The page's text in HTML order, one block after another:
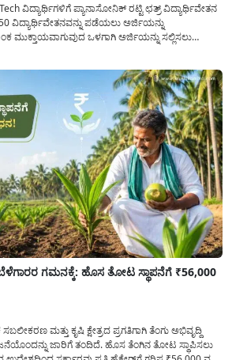
ವಿದ್ಯಾರ್ಥಿಗಳಿಗೆ ಪ್ಯಾನಾಸೋನಿಕ್ ರಟ್ಟಿ ಛತ್ರ್ ವಿದ್ಯಾರ್ಥಿವೇತನ
ವಿದ್ಯಾರ್ಥಿವೇತನವನ್ನು ಪಡೆಯಲು ಅರ್ಜಿಯನ್ನು
ಮುಕ್ತಾಯವಾಗುವುದ ಒಳಗಾಗಿ ಅರ್ಜಿಯನ್ನು ಸಲ್ಲಿಸಲು
ಗಮನಕ್ಕೆ: ಹೊಸ ತೋಟ ಸ್ಥಾಪನೆಗೆ ₹56,000
ಮತ್ತು ಕೃಷಿ ಕ್ಷೇತ್ರದ ಪ್ರಗತಿಗಾಗಿ ತೆಂಗು ಅಭಿವೃದ್ದಿ
ಜಾರಿಗೆ ತಂದಿದೆ. ಹೊಸ ತೆಂಗಿನ ತೋಟ ಸ್ಥಾಪಿಸಲು